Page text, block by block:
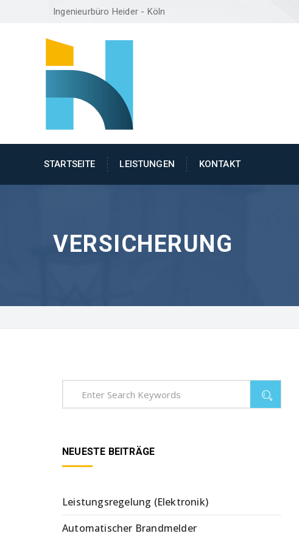
Ingenieurbüro Heider - Köln
STARTSEITE LEISTUNGEN KONTAKT
VERSICHERUNG
NEUESTE BEITRÄGE
Leistungsregelung (Elektronik)
Automatischer Brandmelder